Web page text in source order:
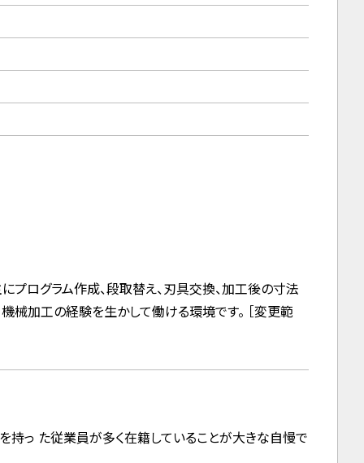
ログラム作成、段取替え、刃具交換、加工後の寸法
加工の経験を生かして働ける環境です。 ［変更範
持っ た従業員が多く在籍していることが大きな自慢で